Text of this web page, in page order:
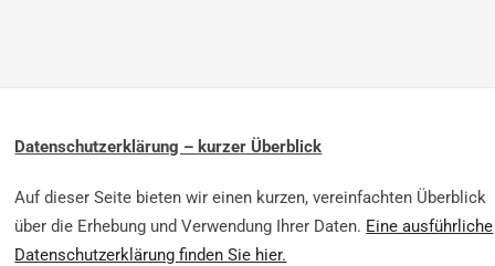
Datenschutzerklärung – kurzer Überblick
Auf dieser Seite bieten wir einen kurzen, vereinfachten Überblick
über die Erhebung und Verwendung Ihrer Daten. Eine ausführliche
Datenschutzerklärung finden Sie hier.